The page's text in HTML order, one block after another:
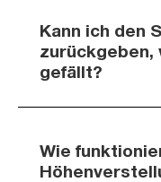
Kann ich den
zurückgeben,
gefällt?
Wie